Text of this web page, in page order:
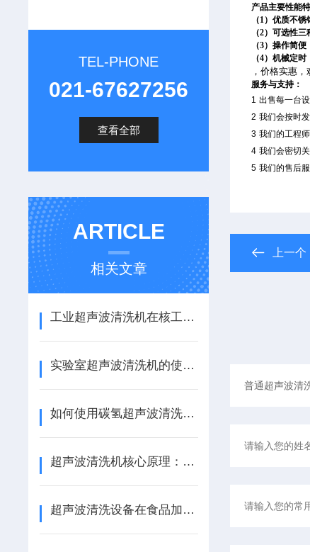
TEL-PHONE
021-67627256
查看全部
ARTICLE
相关文章
工业超声波清洗机在核工业设备去污中的屏蔽与防护设计
实验室超声波清洗机的使用安全注意事项与常规维护
如何使用碳氢超声波清洗机清洗精密部件？
超声波清洗机核心原理：空化效应与清洗效率的深度解析
超声波清洗设备在食品加工行业中的卫生标准和效率提升
产品主要性能
（1）优质不
（2）可选性
（3）操作简
（4）机械定
，价格实惠，
服务与支持：
1 出售每一台
2 我们会按时
3 我们的工程
4 我们会密切
5 我们的售后
上一个